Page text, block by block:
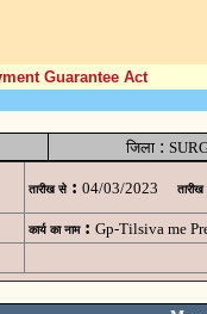
Guarantee Act
जिला :
तारीख से : 04/03/2023 तारीख
कार्य का नाम : Gp-Tilsiva me